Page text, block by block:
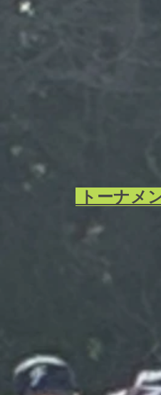
トーナメ